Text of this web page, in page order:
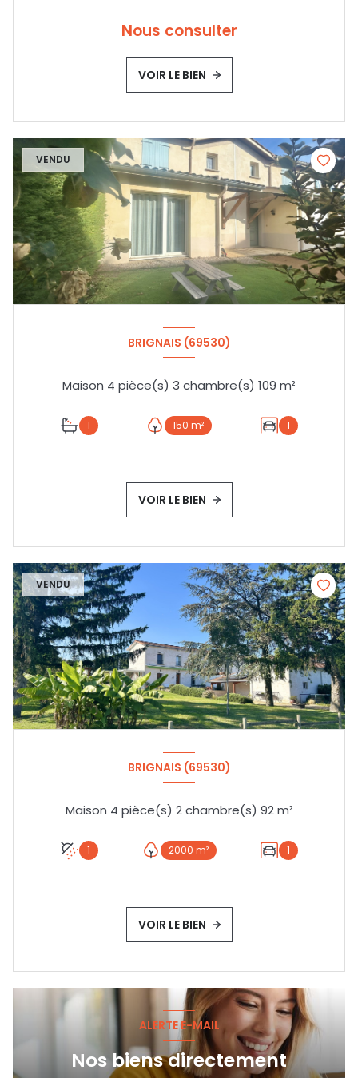
Nous consulter
VOIR LE BIEN
VENDU
BRIGNAIS (69530)
Maison 4 pièce(s) 3 chambre(s) 109 m²
1 150 m² 1
VOIR LE BIEN
VENDU
BRIGNAIS (69530)
Maison 4 pièce(s) 2 chambre(s) 92 m²
1 2000 m² 1
VOIR LE BIEN
ALERTE E-MAIL
Nos biens directement